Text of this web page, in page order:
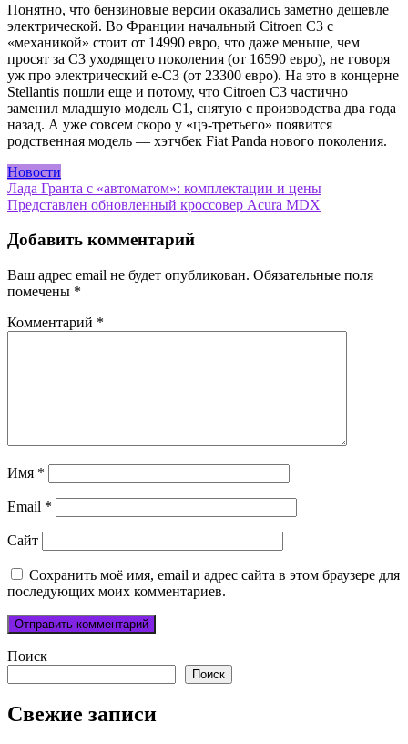
Понятно, что бензиновые версии оказались заметно дешевле
электрической. Во Франции начальный Citroen C3 с
«механикой» стоит от 14990 евро, что даже меньше, чем
просят за C3 уходящего поколения (от 16590 евро), не говоря
уж про электрический e-C3 (от 23300 евро). На это в концерне
Stellantis пошли еще и потому, что Citroen C3 частично
заменил младшую модель C1, снятую с производства два года
назад. А уже совсем скоро у «цэ-третьего» появится
родственная модель — хэтчбек Fiat Panda нового поколения.
Новости
Навигация
по
записям
Лада Гранта с «автоматом»: комплектации и цены
Представлен обновленный кроссовер Acura MDX
Добавить комментарий
Ваш адрес email не будет опубликован. Обязательные поля
помечены *
Комментарий *
Имя *
Email *
Сайт
Сохранить моё имя, email и адрес сайта в этом браузере для
последующих моих комментариев.
Поиск
Поиск
Свежие записи